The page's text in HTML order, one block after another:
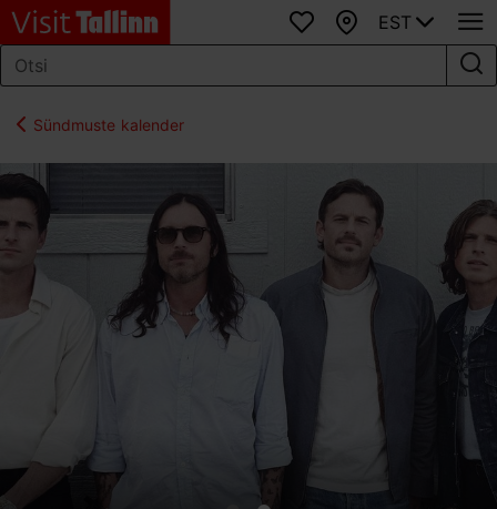
Lemmikud
Kaart
EST
Sündmuste kalender